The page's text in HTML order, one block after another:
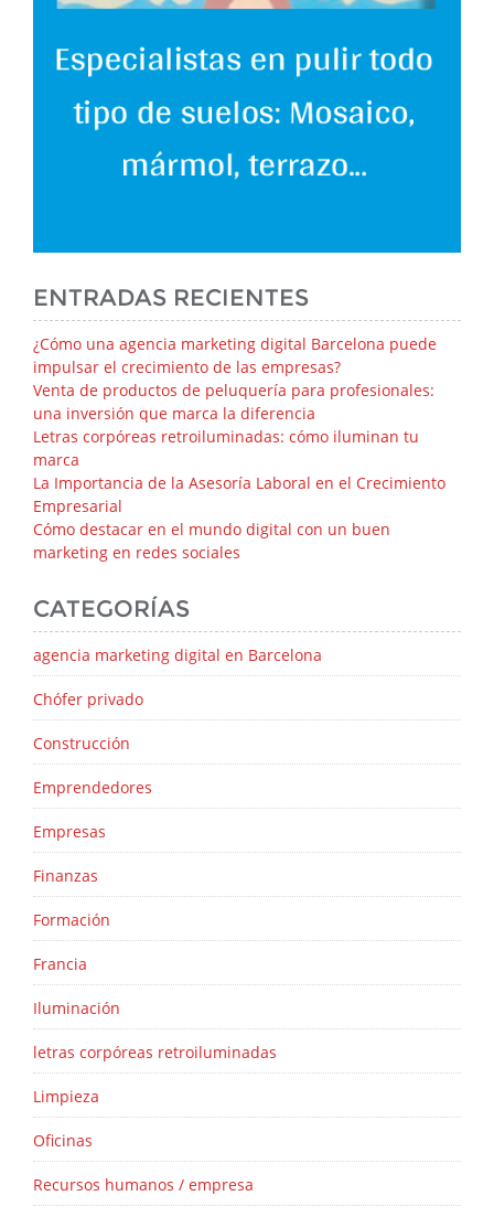
ENTRADAS RECIENTES
¿Cómo una agencia marketing digital Barcelona puede
impulsar el crecimiento de las empresas?
Venta de productos de peluquería para profesionales:
una inversión que marca la diferencia
Letras corpóreas retroiluminadas: cómo iluminan tu
marca
La Importancia de la Asesoría Laboral en el Crecimiento
Empresarial
Cómo destacar en el mundo digital con un buen
marketing en redes sociales
CATEGORÍAS
agencia marketing digital en Barcelona
Chófer privado
Construcción
Emprendedores
Empresas
Finanzas
Formación
Francia
Iluminación
letras corpóreas retroiluminadas
Limpieza
Oficinas
Recursos humanos / empresa